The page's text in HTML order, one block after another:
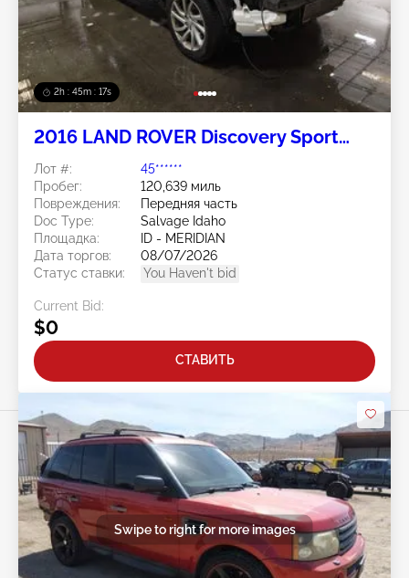
2h : 45m : 14s
2016 LAND ROVER Discovery Sport
Лот #:
45******
Пробег:
120,639 миль
Повреждения:
Передняя часть
Doc Type:
Salvage Idaho
Площадка:
ID - MERIDIAN
Дата торгов:
08/07/2026
Статус ставки:
You Haven't bid
Current Bid:
$0
СТАВИТЬ
Swipe to right for more images